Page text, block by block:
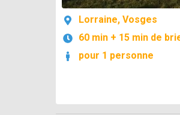
Lorraine, Vosges
60 min + 15 min de
pour 1 personne